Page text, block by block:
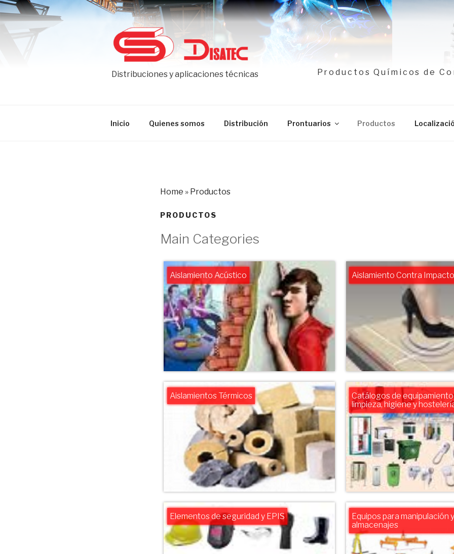
Ir
al
contenido
Productos Químicos de
Distribuciones y aplicaciones técnicas
Inicio Quienes somos Distribución Prontuarios Productos
Home » Productos
PRODUCTOS
Main Categories
Aislamiento Acústico Aislamiento Contra
Aislamientos Térmicos
Catálogos de
limpieza, higiene y
Elementos de seguridad y EPIS
Equipos para manipulación
almacenajes